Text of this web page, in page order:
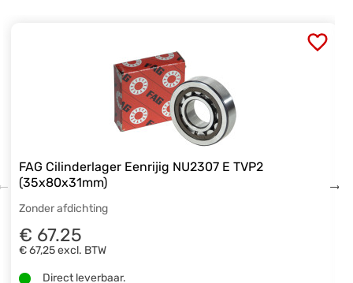
FAG Cilinderlager Eenrijig NU2307 E TVP2
(35x80x31mm)
Zonder afdichting
€ 67.25
€ 67,25excl. BTW
Direct leverbaar.